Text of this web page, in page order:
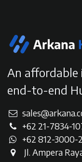
An
end-to-end
+62 21-7834-
+62 812-3000-
Jl. Ampera